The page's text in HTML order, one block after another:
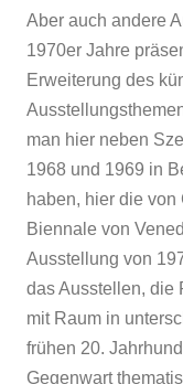
Aber auch andere
1970er Jahre
Erweiterung des
man hier neben
1968 und 1969 in
haben, hier die
Biennale von
Ausstellung von
das Ausstellen, die
mit Raum in
frühen 20.
Gegenwart